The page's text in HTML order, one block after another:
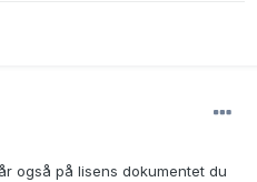
også på lisens dokumentet du